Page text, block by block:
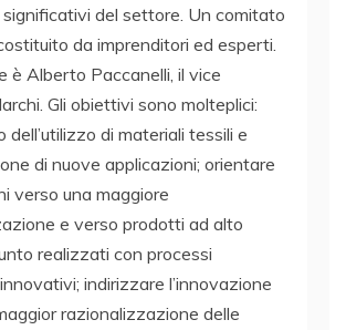
del settore. Un comitato
da imprenditori ed esperti.
è Alberto Paccanelli, il vice
Gli obiettivi sono molteplici:
dell’utilizzo di materiali tessili e
di nuove applicazioni; orientare
verso una maggiore
e verso prodotti ad alto
realizzati con processi
indirizzare l’innovazione
razionalizzazione delle